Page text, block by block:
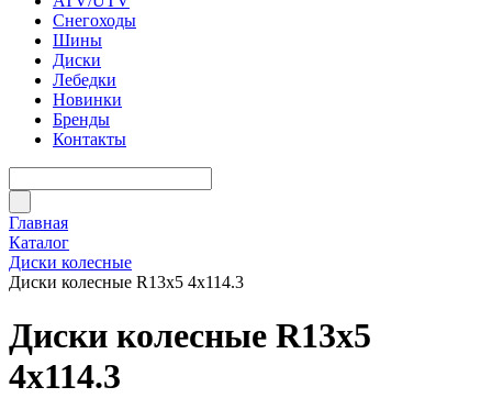
Снегоходы
Шины
Диски
Лебедки
Новинки
Бренды
Контакты
Главная
Каталог
Диски колесные
Диски колесные R13x5 4x114.3
Диски колесные R13x5
4x114.3